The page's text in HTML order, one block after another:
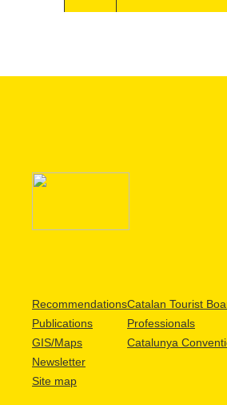
Recommendations
Publications
GIS/Maps
Newsletter
Site map
Catalan Tourist
Professionals
Catalunya